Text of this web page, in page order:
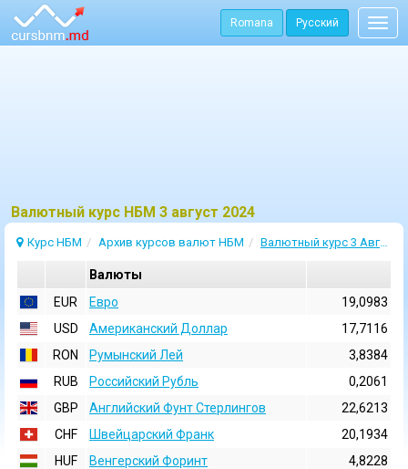
Romana Русский
Bалютный курс НБМ 3 август 2024
Курс НБМ Архив курсов валют НБМ Валютный курс 3 Август 2024
Валюты
EUR
Евро
19,0983
USD
Aмериканский Доллар
17,7116
RON
Румынский Лей
3,8384
RUB
Российский Рубль
0,2061
GBP
Английский Фунт Стерлингов
22,6213
CHF
Швейцарский Франк
20,1934
HUF
Венгерский Форинт
4,8228